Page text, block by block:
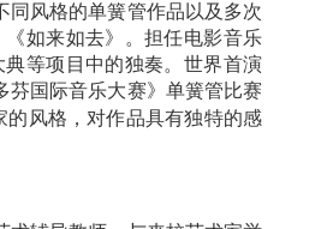
同风格的单簧管作品以及多次
如来如去》。担任电影音乐
等项目中的独奏。世界首演
芬国际音乐大赛》单簧管比赛
的风格，对作品具有独特的感